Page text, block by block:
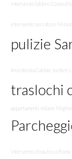
intervento fabbro Costo
intervento serrature Milano
pulizie
Assistenza Caldaie Junkers
traslochi
appartamenti milano
intervento idraulico a